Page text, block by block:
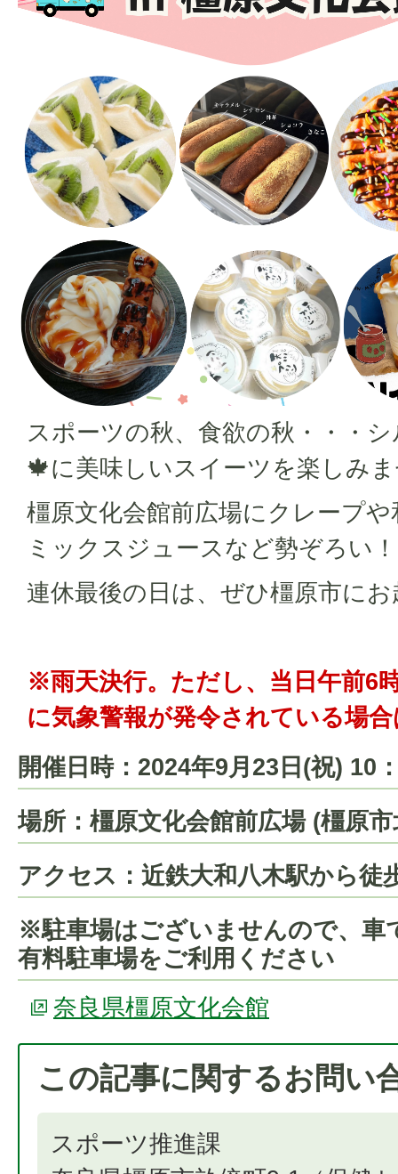
スポーツの秋、食欲の秋・・・
🍁に美味しいスイーツを楽しみ
橿原文化会館前広場にクレープ
ミックスジュースなど勢ぞろい！
連休最後の日は、ぜひ橿原市に
※雨天決行。ただし、 当日午前6
に気象警報が発令されている場
開催日時：2024年9月23日(祝) 10
場所：橿原文化会館前広場 (橿原
アクセス：近鉄大和八木駅から徒
※駐車場はございませんので、車
有料駐車場をご利用ください
奈良県橿原文化会館
この記事に関するお問い
スポーツ推進課